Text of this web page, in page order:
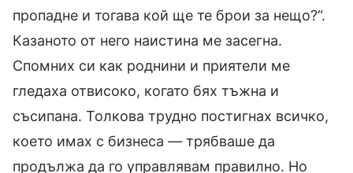
пропадне и тогава кой ще те брои за нещо?“.
Казаното от него наистина ме засегна.
Спомних си как роднини и приятели ме
гледаха отвисоко, когато бях тъжна и
съсипана. Толкова трудно постигнах всичко,
което имах с бизнеса — трябваше да
продължа да го управлявам правилно. Но